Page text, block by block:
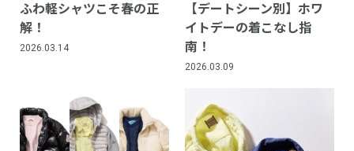
ふわ軽シャツこそ春の正
解！
2026.03.14
【デートシーン別】ホワ
イトデーの着こなし指
南！
2026.03.09